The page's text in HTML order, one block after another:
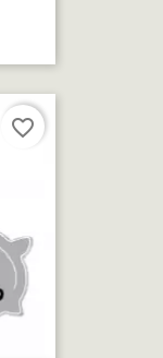
favorite_border